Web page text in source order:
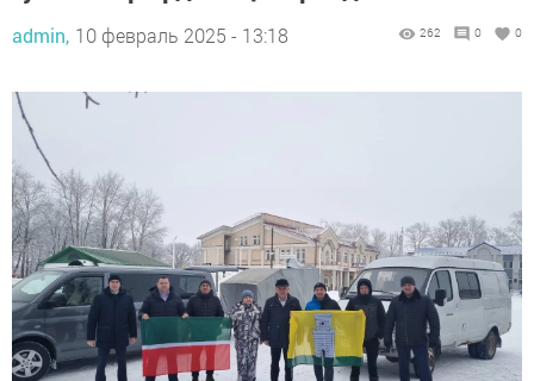
admin, 10 февраль 2025 - 13:18 262 0 0